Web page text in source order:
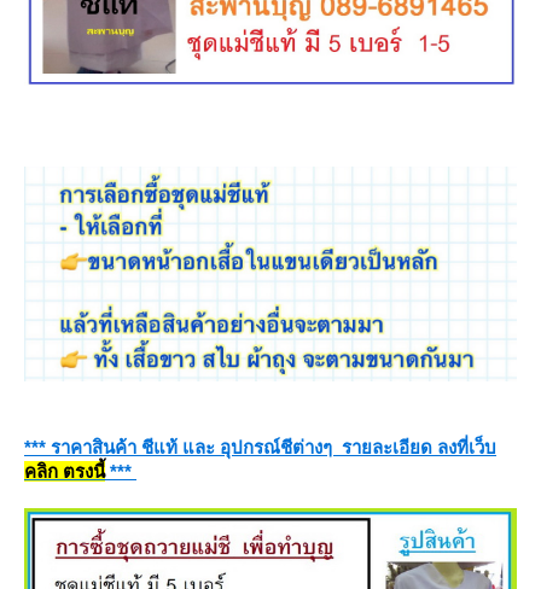
*** ราคาสินค้า ชีแท้ และ อุปกรณ์ชีต่างๆ รายละเอียด ลงที่เว็บ
คลิก ตรงนี้***